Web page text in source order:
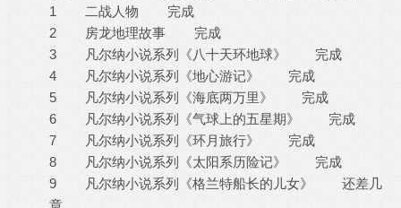
1 二战人物 完成
2 房龙地理故事 完成
3 凡尔纳小说系列《八十天环地球》 完成
4 凡尔纳小说系列《地心游记》 完成
5 凡尔纳小说系列《海底两万里》 完成
6 凡尔纳小说系列《气球上的五星期》 完成
7 凡尔纳小说系列《环月旅行》 完成
8 凡尔纳小说系列《太阳系历险记》 完成
9 凡尔纳小说系列《格兰特船长的儿女》 还差几
章